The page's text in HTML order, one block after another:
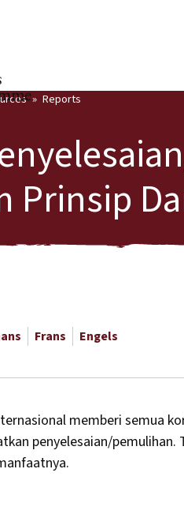
Reports
Prinsip
Frans Engels
memberi semua
penyelesaian/